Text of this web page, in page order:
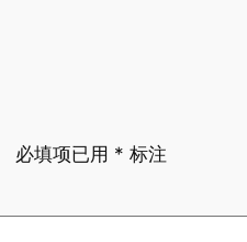
必填项已用 * 标注